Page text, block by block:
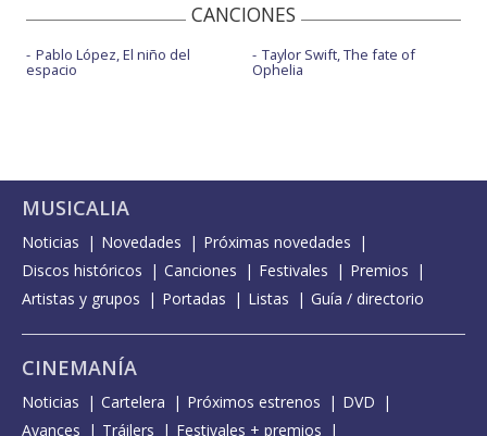
CANCIONES
Pablo López, El niño del
espacio
Taylor Swift, The fate of
Ophelia
MUSICALIA
Noticias Novedades
Próximas novedades
Discos históricos
Canciones Festivales
Premios
Artistas y grupos
Portadas Listas Guía / directorio
CINEMANÍA
Noticias Cartelera Próximos estrenos
DVD
Avances
Tráilers Festivales + premios